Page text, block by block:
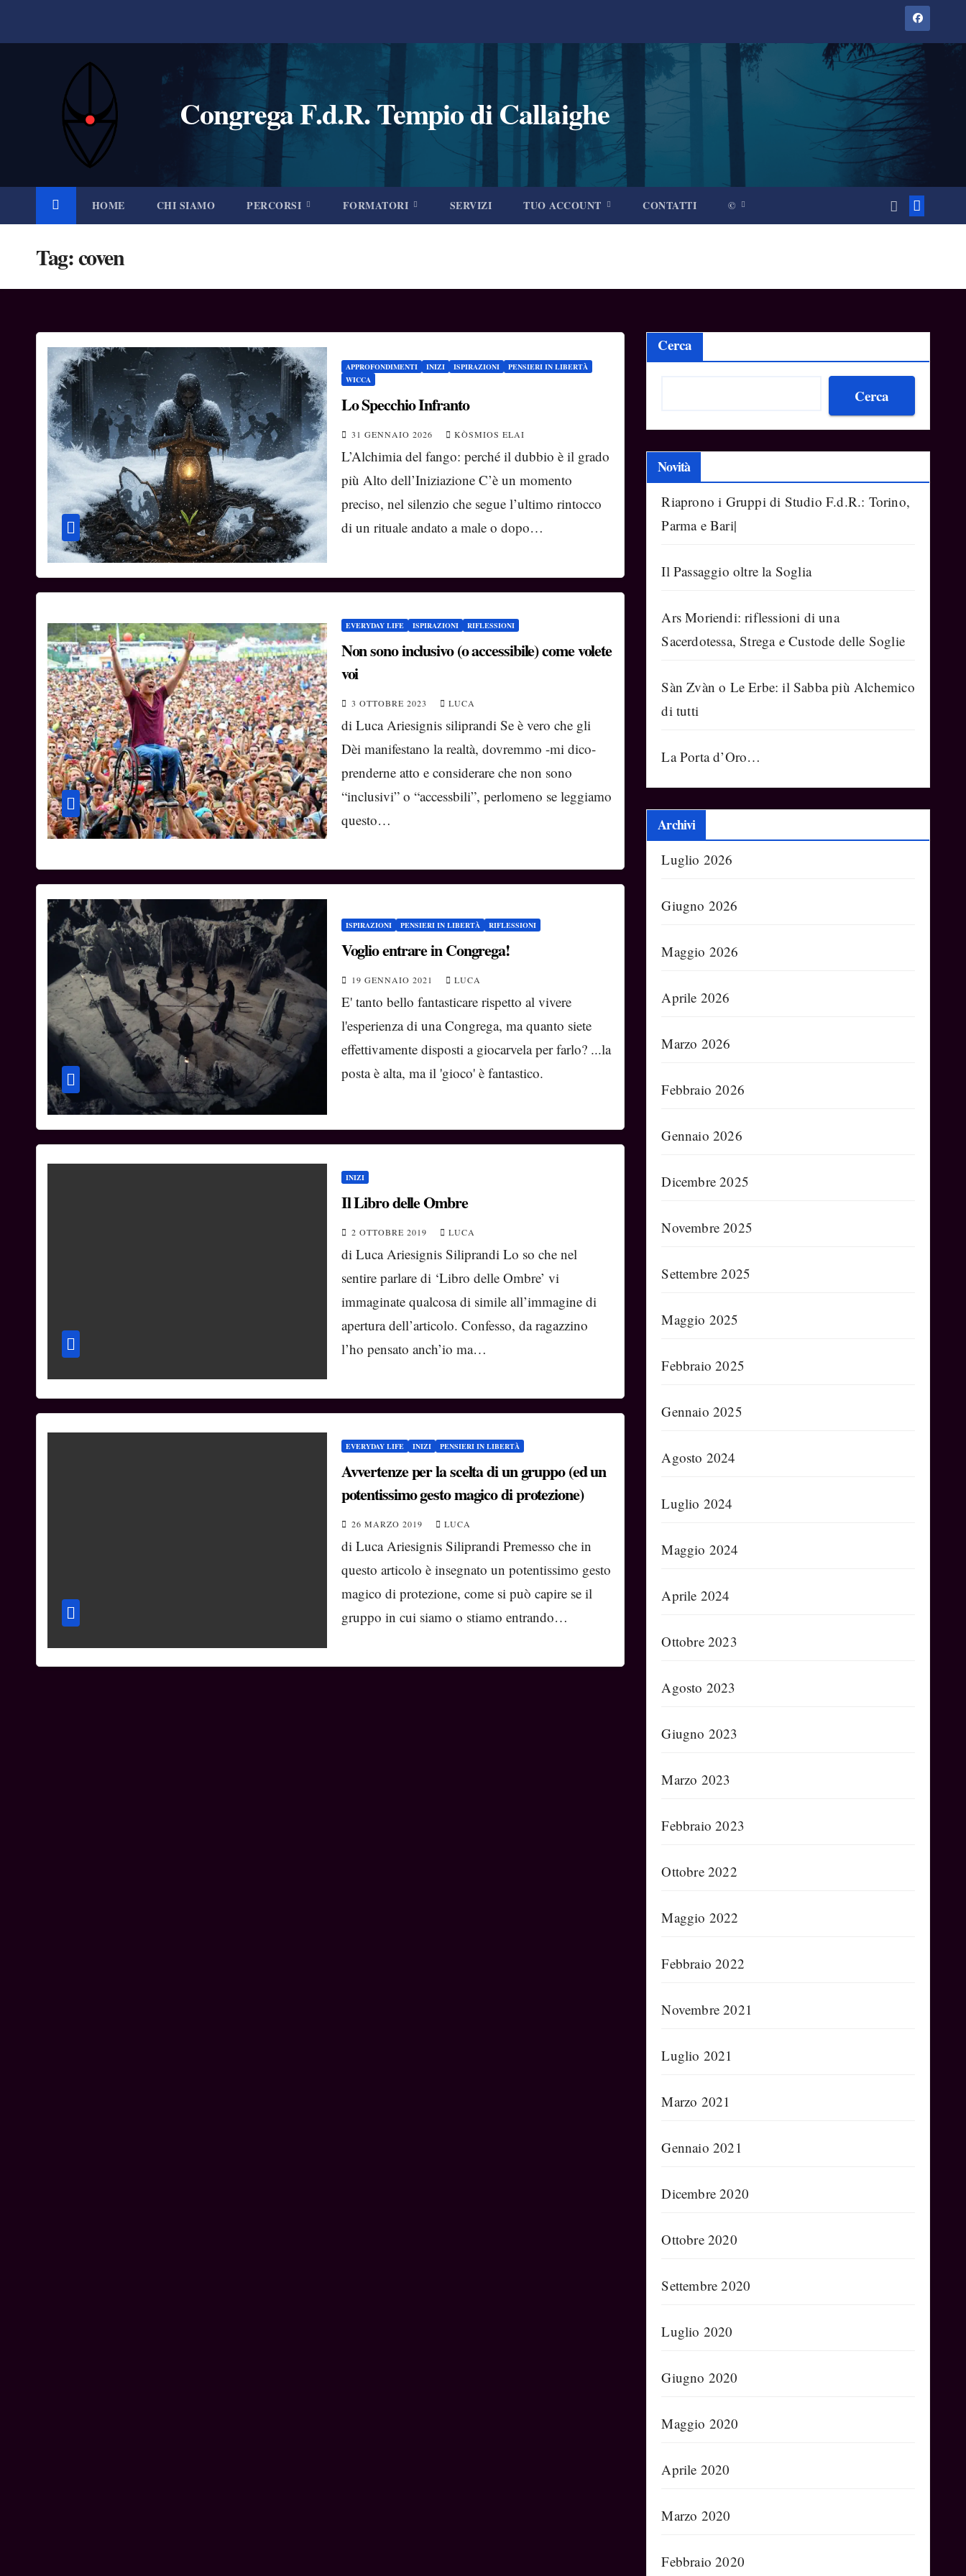
Congrega F.d.R. Tempio di Callaighe
HOME CHI SIAMO PERCORSI FORMATORI SERVIZI TUO ACCOUNT CONTATTI ©
Tag:coven
APPROFONDIMENTI INIZI ISPIRAZIONI
PENSIERI IN LIBERTÀ
WICCA
Lo Specchio Infranto
31 GENNAIO 2026 KÒSMIOS ELAI
L’Alchimia del fango: perché il dubbio è il grado
più Alto dell’Iniziazione C’è un momento
preciso, nel silenzio che segue l’ultimo rintocco
di un rituale andato a male o dopo…
EVERYDAY LIFE ISPIRAZIONI RIFLESSIONI
Non sono inclusivo (o accessibile) come volete
voi
3 OTTOBRE 2023 LUCA
di Luca Ariesignis siliprandi Se è vero che gli
Dèi manifestano la realtà, dovremmo -mi dico-
prenderne atto e considerare che non sono
“inclusivi” o “accessbili”, perlomeno se leggiamo
questo…
ISPIRAZIONI PENSIERI IN LIBERTÀ RIFLESSIONI
Voglio entrare in Congrega!
19 GENNAIO 2021 LUCA
E' tanto bello fantasticare rispetto al vivere
l'esperienza di una Congrega, ma quanto siete
effettivamente disposti a giocarvela per farlo? ...la
posta è alta, ma il 'gioco' è fantastico.
INIZI
Il Libro delle Ombre
2 OTTOBRE 2019 LUCA
di Luca Ariesignis Siliprandi Lo so che nel
sentire parlare di ‘Libro delle Ombre’ vi
immaginate qualcosa di simile all’immagine di
apertura dell’articolo. Confesso, da ragazzino
l’ho pensato anch’io ma…
EVERYDAY LIFE INIZI PENSIERI IN LIBERTÀ
Avvertenze per la scelta di un gruppo (ed un
potentissimo gesto magico di protezione)
26 MARZO 2019 LUCA
di Luca Ariesignis Siliprandi Premesso che in
questo articolo è insegnato un potentissimo gesto
magico di protezione, come si può capire se il
gruppo in cui siamo o stiamo entrando…
Cerca
Cerca
Novità
Riaprono i Gruppi di Studio F.d.R.: Torino,
Parma e Bari|
Il Passaggio oltre la Soglia
Ars Moriendi: riflessioni di una
Sacerdotessa, Strega e Custode delle Soglie
Sàn Zvàn o Le Erbe: il Sabba più Alchemico
di tutti
La Porta d’Oro…
Archivi
Luglio 2026
Giugno 2026
Maggio 2026
Aprile 2026
Marzo 2026
Febbraio 2026
Gennaio 2026
Dicembre 2025
Novembre 2025
Settembre 2025
Maggio 2025
Febbraio 2025
Gennaio 2025
Agosto 2024
Luglio 2024
Maggio 2024
Aprile 2024
Ottobre 2023
Agosto 2023
Giugno 2023
Marzo 2023
Febbraio 2023
Ottobre 2022
Maggio 2022
Febbraio 2022
Novembre 2021
Luglio 2021
Marzo 2021
Gennaio 2021
Dicembre 2020
Ottobre 2020
Settembre 2020
Luglio 2020
Giugno 2020
Maggio 2020
Aprile 2020
Marzo 2020
Febbraio 2020